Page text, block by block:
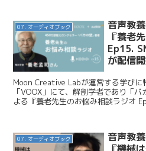
07. オーディオブック
音声教
『養老
Ep15.
が配信
Moon Creative Labが運営する学びに
「VOOX」にて、解剖学者であり「
よる『養老先生のお悩み相談ラジオ
07. オーディオブック
音声教